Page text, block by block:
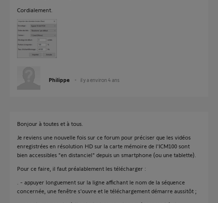
Cordialement.
Philippe il y a environ 4 ans
Bonjour à toutes et à tous.
Je reviens une nouvelle fois sur ce forum pour préciser que les vidéos
enregistrées en résolution HD sur la carte mémoire de l'ICM100 sont
bien accessibles "en distanciel" depuis un smartphone (ou une tablette).
Pour ce faire, il faut préalablement les télécharger :
. - appuyer longuement sur la ligne affichant le nom de la séquence
concernée, une fenêtre s'ouvre et le téléchargement démarre aussitôt ;